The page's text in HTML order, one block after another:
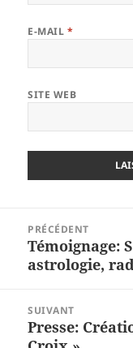
E-MAIL *
SITE WEB
l’article
PRÉCÉDENT
Article
précédent :
Témoignage:
astrologie,
SUIVANT
Article
Presse: